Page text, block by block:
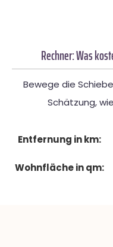
Rechner: Was
Bewege die
Schätzung,
Entfernung in km:
Wohnfläche in qm: